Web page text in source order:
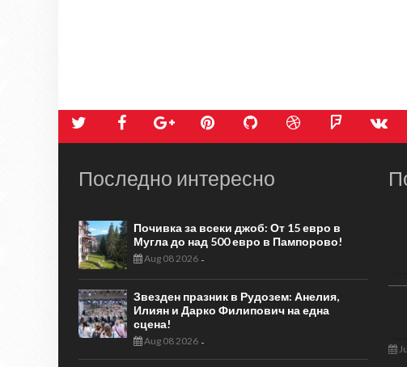
Последно интересно
Почивка за всеки джоб: От 15 евро в
Мугла до над 500 евро в Пампорово!
Aug 08 2026 -
Звезден празник в Рудозем: Анелия,
Илиян и Дарко Филипович на една
сцена!
Aug 08 2026 -